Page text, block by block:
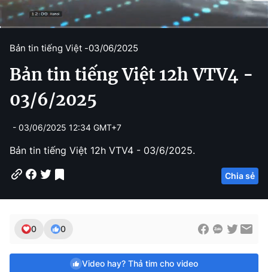
r
e
n
t
m
r
i
Bản tin tiếng Việt -03/06/2025
Bản tin tiếng Việt 12h VTV4 -
03/6/2025
- 03/06/2025 12:34 GMT+7
Bản tin tiếng Việt 12h VTV4 - 03/6/2025.
Chia sẻ
0 0
Video hay? Thả tim cho video